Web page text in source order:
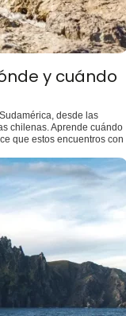
y cuándo
desde las
chilenas. Aprende cuándo
que estos encuentros con